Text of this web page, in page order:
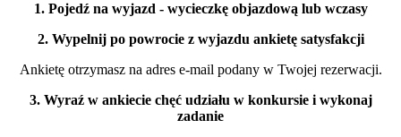
1. Pojedź na wyjazd - wycieczkę objazdową lub wczasy
2. Wypelnij po powrocie z wyjazdu ankietę satysfakcji
Ankietę otrzymasz na adres e-mail podany w Twojej rezerwacji.
3. Wyraź w ankiecie chęć udziału w konkursie i wykonaj
zadanie